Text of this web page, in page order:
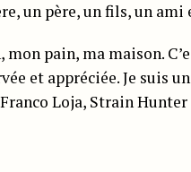
un père, un fils, un ami
mon pain, ma maison.
et appréciée. Je suis
Loja, Strain Hunter